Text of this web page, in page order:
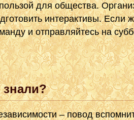
для общества.
интерактивы. Если
и отправляйтесь на
– повод